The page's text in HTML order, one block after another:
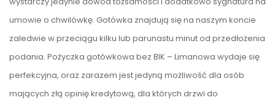
umowie o chwilówkę. Gotówka znajdują się na naszym koncie
zaledwie w przeciągu kilku lub parunastu minut od przedłożenia
podania. Pożyczka gotówkowa bez BIK – Limanowa wydaje się
perfekcyjna, oraz zarazem jest jedyną możliwość dla osób
mających złą opinię kredytową, dla których drzwi do